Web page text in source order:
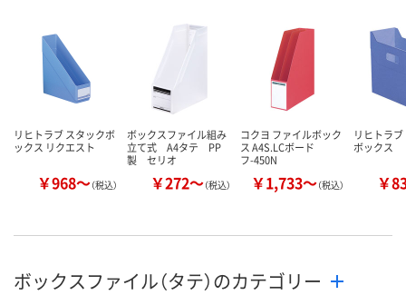
数量
カゴへ
リヒトラブ スタックボ
ックス リクエスト
￥968～（税込）
ボックスファイル組み
立て式 A4タテ PP
製 セリオ
￥272～（税込）
コクヨ ファイルボック
ス A4S.LCボード
フ-450N
￥1,733～（税込）
リヒトラ
ボックス
￥
ボックスファイル（タテ）のカテゴリー